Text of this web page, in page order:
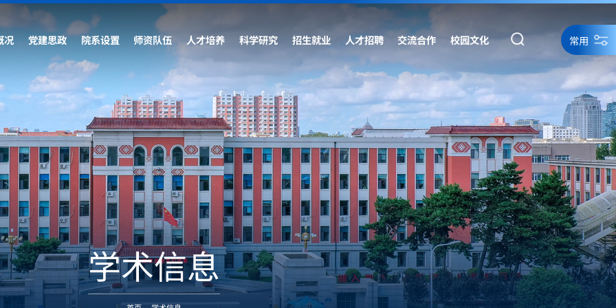
况 党建思政 院系设置 师资队伍 人才培养 科学研究 招生就业 人才招聘 交流合作 校园文化 常用
学术信息